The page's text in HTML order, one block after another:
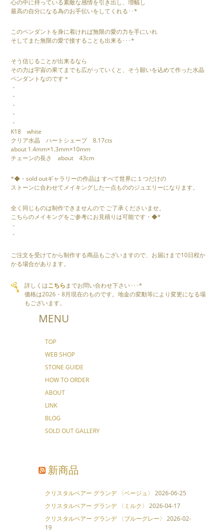
心の中に持っている素敵な感情を引き出し、増幅し
最高の自分になる為のお手伝いをしてくれる･･*
このペンダントを身に着ければ無限の愛の力を手にいれ
そしてまた無限の愛で接することも出来る･･･*
そう信じることが出来るなら
その力は宇宙の果てまでも広がっていくと、そう願いを込めて作った水晶
ペンダントなのです＊
・
・
・
・
・
K18 white
クリア水晶 ハートシェープ 8.17cts
about 1.4mm×1.3mm×10mm
チェーンの長さ about 43cm
*◆・sold outギャラリーの作品は すべて世界に１つだけの
ストーンに合わせてメイキングした一点もののジュエリーになります。
全く同じものは制作できませんので ご了承くださいませ。
こちらのメイキングをご参考にお見積りは可能です・◆*
・
・
ご注文を受けてから制作する商品もございますので、お届けまで10日程か
かる場合があります。
詳しくはこちらまでお問い合わせ下さい･･･*
価格は2026・8月現在のものです。地金の変動等により変更になる場
もございます。
MENU
TOP
WEB SHOP
STONE GUIDE
HOW TO ORDER
ABOUT
LINK
BLOG
SOLD OUT GALLERY
新商品
クリスタルベアー グランデ 〈ベージュ〉
2026-06-25
クリスタルベアー グランデ 〈ミルク〉
2026-04-17
クリスタルベアー グランデ 〈ブルーグレー〉
2026-02-
19